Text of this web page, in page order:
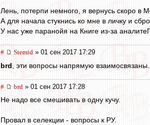
Лень, потерпи немного, я вернусь скоро в
А для начала стукнись ко мне в личку и
У нас уже паранойя на Книге из-за
# Stemid » 01 сен 2017 17:29
brd , эти вопросы напрямую
# brd » 01 сен 2017 17:28
Не надо все смешивать в одну кучу.
Провал в селекции - вопросы к РУ.